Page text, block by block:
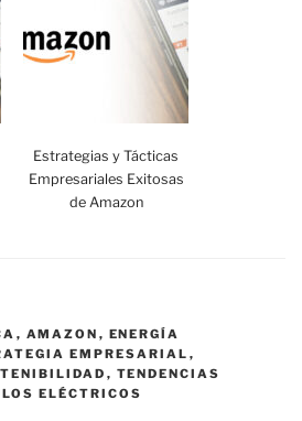
Estrategias y Tácticas
Empresariales Exitosas
de Amazon
, AMAZON , ENERGÍA
EMPRESARIAL ,
, TENDENCIAS
ELÉCTRICOS